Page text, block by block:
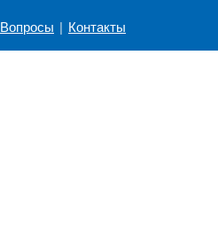
Вопросы | Контакты